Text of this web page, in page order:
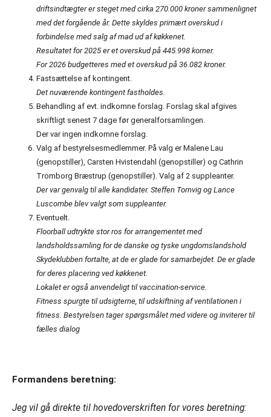
driftsindtægter er steget med cirka 270.000 kroner sammenlignet
med det forgående år. Dette skyldes primært overskud i
forbindelse med salg af mad ud af køkkenet.
Resultatet for 2025 er et overskud på 445.998 korner.
For 2026 budgetteres med et overskud på 36.082 kroner.
Fastsættelse af kontingent.
Det nuværende kontingent fastholdes.
Behandling af evt. indkomne forslag. Forslag skal afgives
skriftligt senest 7 dage før generalforsamlingen.
Der var ingen indkomne forslag.
Valg af bestyrelsesmedlemmer. På valg er Malene Lau
(genopstiller), Carsten Hvistendahl (genopstiller) og Cathrin
Tromborg Bræstrup (genopstiller). Valg af 2 suppleanter.
Der var genvalg til alle kandidater. Steffen Tornvig og Lance
Luscombe blev valgt som suppleanter.
Eventuelt.
Floorball udtrykte stor ros for arrangementet med
landsholdssamling for de danske og tyske ungdomslandshold
Skydeklubben fortalte, at de er glade for samarbejdet. De er glade
for deres placering ved køkkenet.
Lokalet er også anvendeligt til vaccination-service.
Fitness spurgte til udsigterne, til udskiftning af ventilationen i
fitness. Bestyrelsen tager spørgsmålet med videre og inviterer til
fælles dialog
Formandens beretning:
Jeg vil gå direkte til hovedoverskriften for vores beretning: